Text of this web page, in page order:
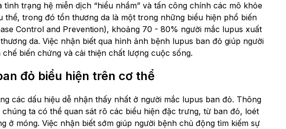
trạng hệ miễn dịch “hiểu nhầm” và tấn công chính các mô khỏe
thể, trong đó tổn thương da là một trong những biểu hiện phổ biến
Control and Prevention), khoảng 70 - 80% người mắc lupus xuất
da. Việc nhận biết qua hình ảnh bệnh lupus ban đỏ giúp người
biến chứng và cải thiện chất lượng cuộc sống.
đỏ biểu hiện trên cơ thể
các dấu hiệu dễ nhận thấy nhất ở người mắc lupus ban đỏ. Thông
ta có thể quan sát rõ các biểu hiện đặc trưng, từ ban đỏ, loét
ở móng. Việc nhận biết sớm giúp người bệnh chủ động tìm kiếm sự